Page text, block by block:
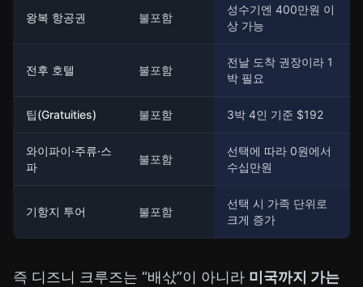
왕복 항공권 불포함
성수기엔 400만원 이
상 가능
전후 호텔 불포함
전날 도착 권장이라 1
박 필요
팁(Gratuities) 불포함 3박 4인 기준 $192
와이파이·주류·스
파
불포함
선택에 따라 0원에서
수십만원
기항지 투어 불포함
선택 시 가족 단위로
크게 증가
즉 디즈니 크루즈는 “배삯”이 아니라 미국까지 가는